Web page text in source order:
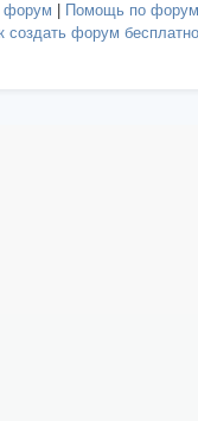
форум Помощь по